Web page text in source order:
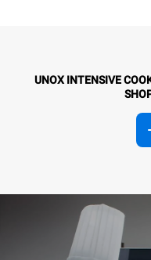
UNOX INTENSIVE